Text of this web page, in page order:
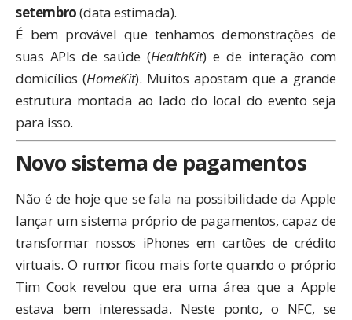
setembro(data estimada).
É bem provável que tenhamos demonstrações de
suas APIs de saúde (HealthKit) e de interação com
domicílios (HomeKit). Muitos apostam que a grande
estrutura montada ao lado do local do evento seja
para isso.
Novo sistema de pagamentos
Não é de hoje que se fala na possibilidade da Apple
lançar um sistema próprio de pagamentos, capaz de
transformar nossos iPhones em cartões de crédito
virtuais. O rumor ficou mais forte quando o próprio
Tim Cook revelou que era uma área que a Apple
estava bem interessada. Neste ponto, o NFC, se